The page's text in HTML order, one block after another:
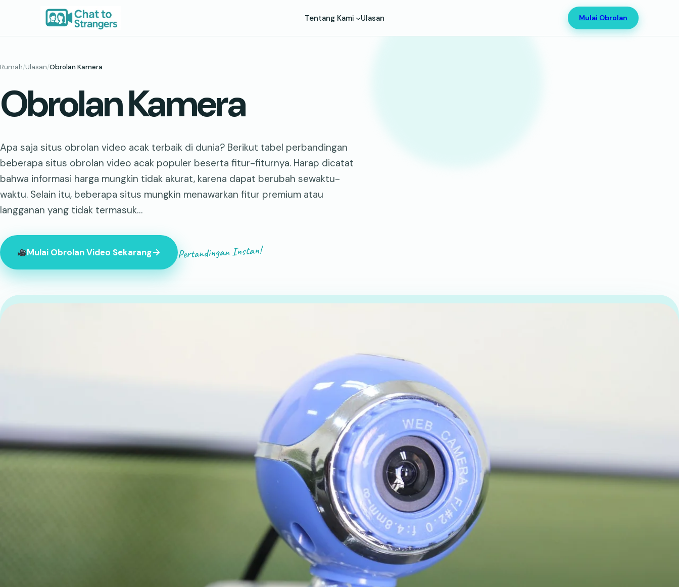
Tentang Kami Ulasan Mulai Obrolan
Rumah/Ulasan/Obrolan Kamera
Obrolan Kamera
Apa saja situs obrolan video acak terbaik di dunia? Berikut tabel perbandingan
beberapa situs obrolan video acak populer beserta fitur-fiturnya. Harap dicatat
bahwa informasi harga mungkin tidak akurat, karena dapat berubah sewaktu-
waktu. Selain itu, beberapa situs mungkin menawarkan fitur premium atau
langganan yang tidak termasuk…
Mulai Obrolan Video Sekarang Pertandingan Instan!